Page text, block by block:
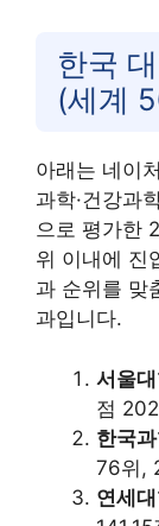
한국
(세계
아래는 네이
과학·건강과
으로 평가한
위 이내에 진
과 순위를 맞
과입니다.
서울
점
한국
76위,
연세